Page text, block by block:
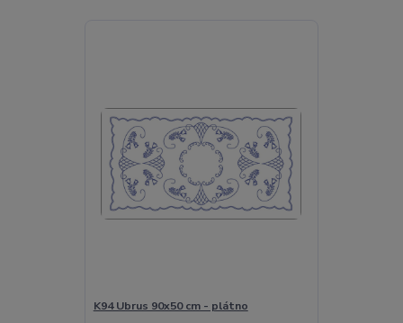
K94 Ubrus 90x50 cm - plátno